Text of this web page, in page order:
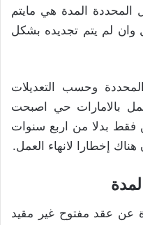
المحددة المدة هي مايتم
وان لم يتم تجديده بشكل
وحسب التعديلات
بالامارات حي اصبحت
فقط بدلا من اربع سنوات
إخطارا لانهاء العمل.
عن عقد مفتوح غير مقيد